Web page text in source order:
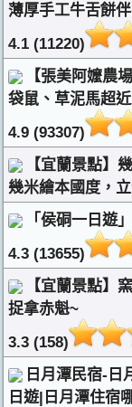
薄厚手工牛舌餅
4.1 (11220)
【張美阿嬤農
袋鼠、草泥馬超
4.9 (93307)
【宜蘭景點】
幾米繪本國度，
「侯硐一日遊
4.3 (13655)
【宜蘭景點】
捉拿赤魁~
3.3 (158)
日月潭民宿-日
日遊|日月潭住宿